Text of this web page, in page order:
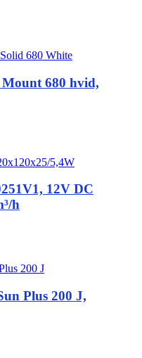
680 hvid,
12V DC
h
Plus 200 J,